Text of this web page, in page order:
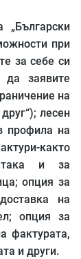
при
за себе си
заявите
на
лесен
профила на
както
и за
опция за
на
опция за
фактурата,
и други.